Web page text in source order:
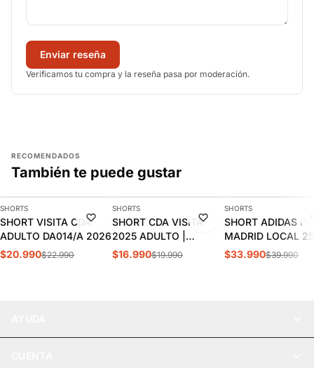
Enviar reseña
Verificamos tu compra y la reseña pasa por moderación.
RECOMENDADOS
También te puede gustar
-9%
AGREGAR
SHORTS
SHORT VISITA CDA
ADULTO DA014/A 2026
$20.990$22.990
-15%
AGREGAR
SHORTS
SHORT CDA VISITA
2025 ADULTO |
DA019/A
$16.990$19.990
-15%
SHORTS
SHORT ADIDAS
MADRID LOCAL
ADULTO | JJ1926
$33.990$39.990